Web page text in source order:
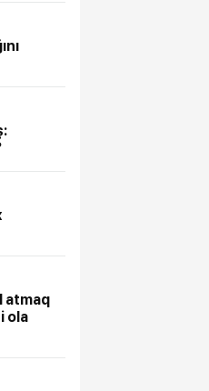
atmaq
ola